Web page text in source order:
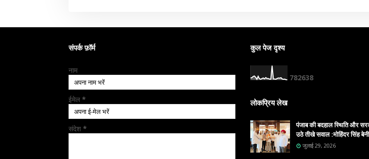
संपर्क फ़ॉर्म
नाम
ईमेल *
संदेश *
कुल पेज दृश्य
782638
लोकप्रिय लेख
पंजाब की बदहाल स्थिति और
उठे तीखे सवाल :मोहिंदर सिंह
जुलाई 29, 2026